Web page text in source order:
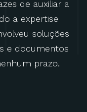
de auxiliar a
a expertise
soluções
e documentos
prazo.